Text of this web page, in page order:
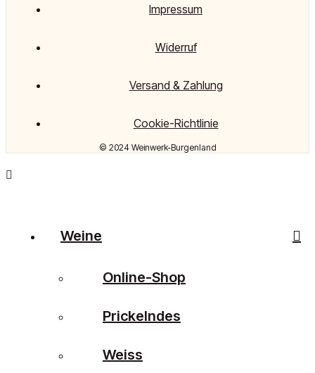
© 2024 Weinwerk-Burgenland
Impressum
Widerruf
Versand & Zahlung
Cookie-Richtlinie
Weine
Online-Shop
Prickelndes
Weiss